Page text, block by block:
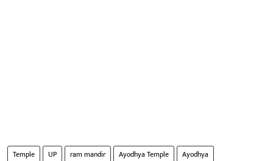
Temple UP ram mandir Ayodhya Temple Ayodhya